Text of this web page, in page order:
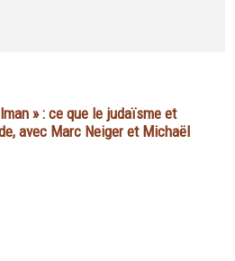
» : ce que le judaïsme et
avec Marc Neiger et Michaël